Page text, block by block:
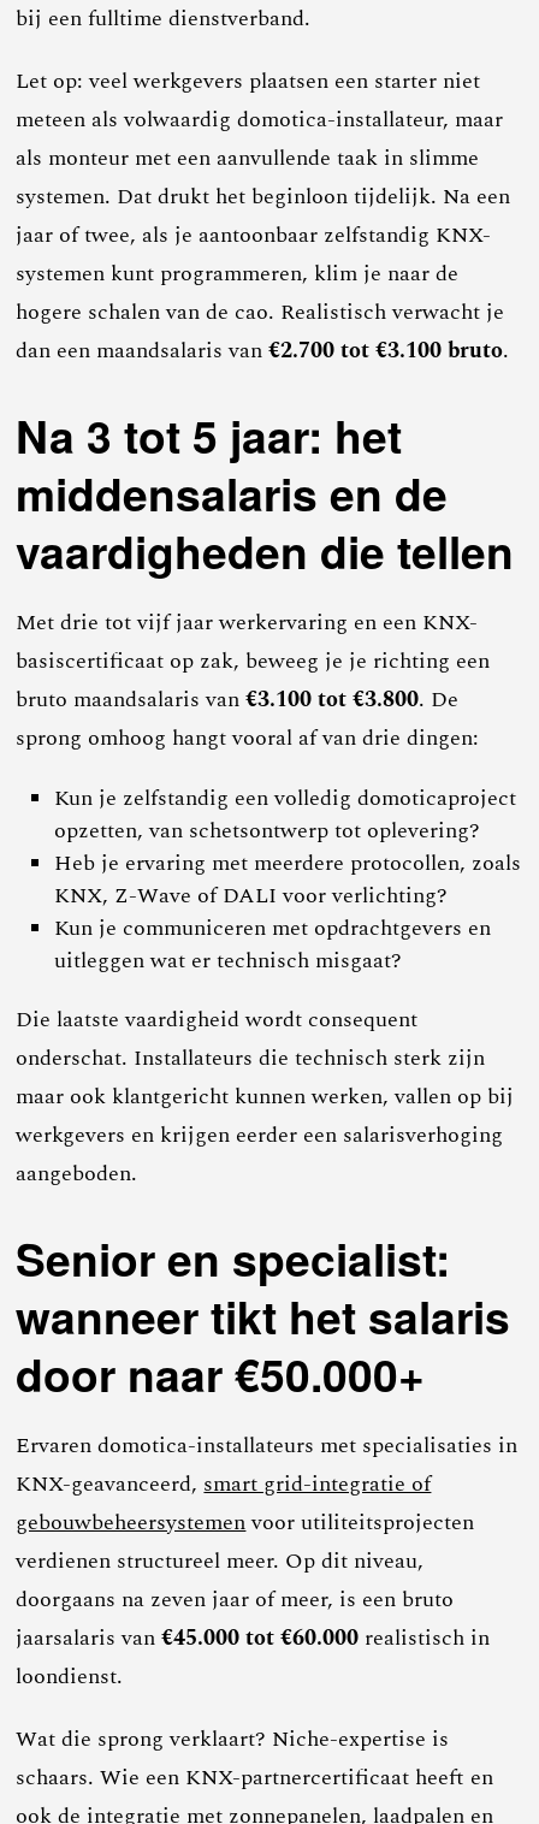
bij een fulltime dienstverband.
Let op: veel werkgevers plaatsen een starter niet
meteen als volwaardig domotica-installateur, maar
als monteur met een aanvullende taak in slimme
systemen. Dat drukt het beginloon tijdelijk. Na een
jaar of twee, als je aantoonbaar zelfstandig KNX-
systemen kunt programmeren, klim je naar de
hogere schalen van de cao. Realistisch verwacht je
dan een maandsalaris van€2.700 tot €3.100 bruto.
Na 3 tot 5 jaar: het
middensalaris en de
vaardigheden die tellen
Met drie tot vijf jaar werkervaring en een KNX-
basiscertificaat op zak, beweeg je je richting een
bruto maandsalaris van€3.100 tot €3.800. De
sprong omhoog hangt vooral af van drie dingen:
Kun je zelfstandig een volledig domoticaproject
opzetten, van schetsontwerp tot oplevering?
Heb je ervaring met meerdere protocollen, zoals
KNX, Z-Wave of DALI voor verlichting?
Kun je communiceren met opdrachtgevers en
uitleggen wat er technisch misgaat?
Die laatste vaardigheid wordt consequent
onderschat. Installateurs die technisch sterk zijn
maar ook klantgericht kunnen werken, vallen op bij
werkgevers en krijgen eerder een salarisverhoging
aangeboden.
Senior en specialist:
wanneer tikt het salaris
door naar €50.000+
Ervaren domotica-installateurs met specialisaties in
KNX-geavanceerd,smart grid-integratie of
gebouwbeheersystemenvoor utiliteitsprojecten
verdienen structureel meer. Op dit niveau,
doorgaans na zeven jaar of meer, is een bruto
jaarsalaris van€45.000 tot €60.000 realistisch in
loondienst.
Wat die sprong verklaart? Niche-expertise is
schaars. Wie een KNX-partnercertificaat heeft en
ook de integratie met zonnepanelen, laadpalen en